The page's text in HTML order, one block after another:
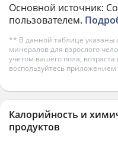
Основной источник:
пользователем.
** В данной таблице
минералов для взрослого
учетом вашего пола, возраста
воспользуйтесь приложением
Калорийность и
продуктов